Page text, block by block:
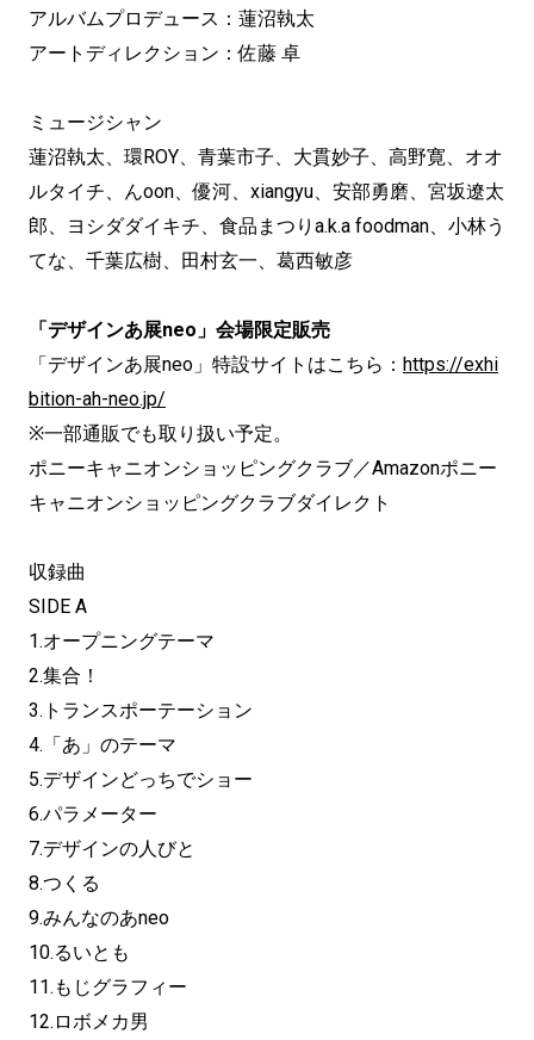
アルバムプロデュース：蓮沼執太
アートディレクション：佐藤 卓
ミュージシャン
蓮沼執太、環ROY、青葉市子、大貫妙子、高野寛、オオ
ルタイチ、んoon、優河、xiangyu、安部勇磨、宮坂遼太
郎、ヨシダダイキチ、食品まつりa.k.a foodman、小林う
てな、千葉広樹、田村玄一、葛西敏彦
「デザインあ展neo」会場限定販売
「デザインあ展neo」特設サイトはこちら： https://exhi
bition-ah-neo.jp/
※一部通販でも取り扱い予定。
ポニーキャニオンショッピングクラブ／Amazonポニー
キャニオンショッピングクラブダイレクト
収録曲
SIDE A
1.オープニングテーマ
2.集合！
3.トランスポーテーション
4.「あ」のテーマ
5.デザインどっちでショー
6.パラメーター
7.デザインの人びと
8.つくる
9.みんなのあneo
10.るいとも
11.もじグラフィー
12.ロボメカ男